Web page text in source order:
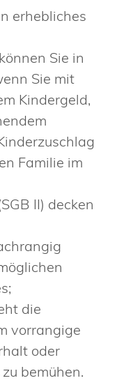
erhebliches
Sie in
Sie mit
Kindergeld,
Familie im
II) decken
die
vorrangige
oder
bemühen.